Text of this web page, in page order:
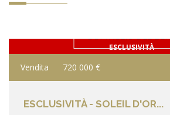
ESCLUSIVITÀ
DETTAGLIO DEL
Vendita 720 000 €
ESCLUSIVITÀ - SOLEIL D'OR...